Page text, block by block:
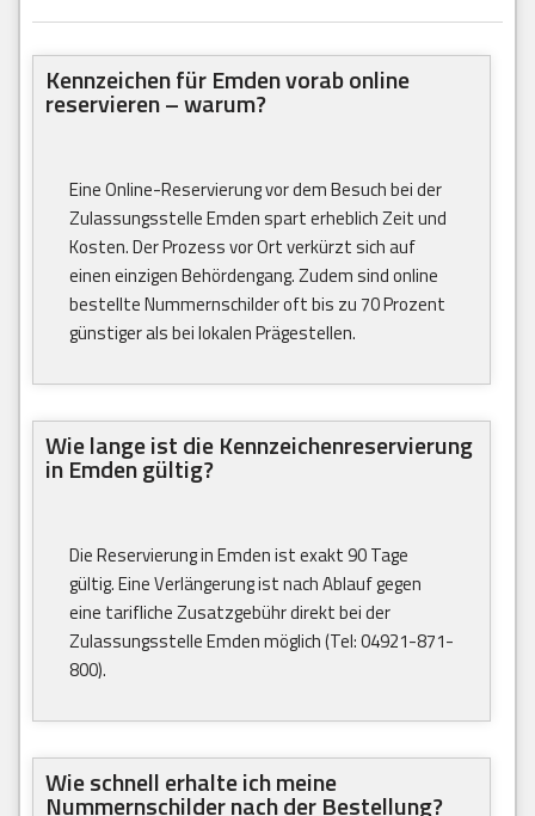
Kennzeichen für Emden vorab online
reservieren – warum?
Eine Online-Reservierung vor dem Besuch bei der
Zulassungsstelle Emden spart erheblich Zeit und
Kosten. Der Prozess vor Ort verkürzt sich auf
einen einzigen Behördengang. Zudem sind online
bestellte Nummernschilder oft bis zu 70 Prozent
günstiger als bei lokalen Prägestellen.
Wie lange ist die Kennzeichenreservierung
in Emden gültig?
Die Reservierung in Emden ist exakt 90 Tage
gültig. Eine Verlängerung ist nach Ablauf gegen
eine tarifliche Zusatzgebühr direkt bei der
Zulassungsstelle Emden möglich (Tel: 04921-871-
800).
Wie schnell erhalte ich meine
Nummernschilder nach der Bestellung?